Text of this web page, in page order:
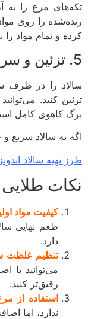
مرغ را به آن
را روی مواد
و تمام مواد را به
را در ظرف سرو
کنید. می‌توانید
کاهوی کامل استفاده
یه سالاد سریع و
تهیه سالاد اندونزی
طلایی
کیفیت مواد اولیه:
طعم نهایی سالاد
تنظیم غلظت سس
می‌توانید با
رقیق‌تر کنید.
استفاده از مرغ :
ندارد، اما اضافه